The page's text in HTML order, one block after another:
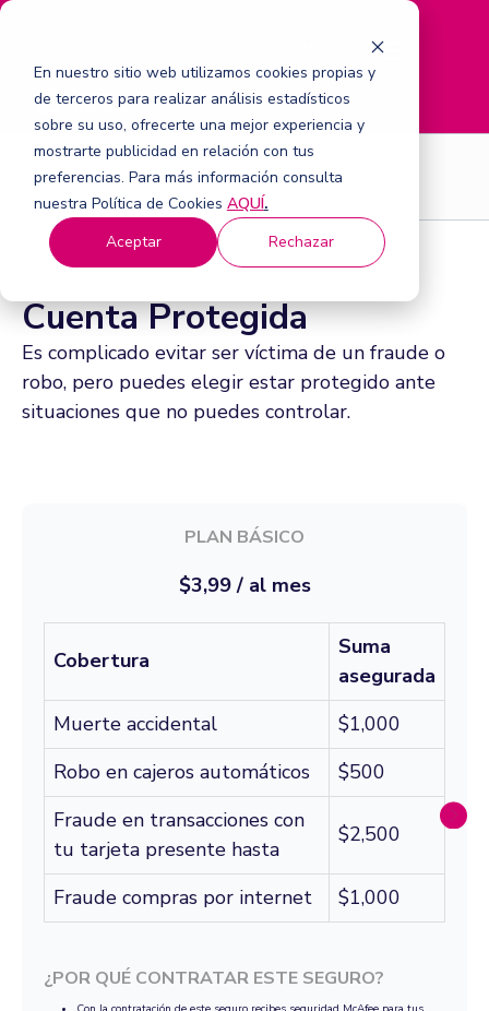
En nuestro sitio web utilizamos cookies propias y
de terceros para realizar análisis estadísticos
sobre su uso, ofrecerte una mejor experiencia y
mostrarte publicidad en relación con tus
preferencias. Para más información consulta
nuestra Política de Cookies AQUÍ.
Aceptar
Rechazar
e
ú
Seguros
Cuenta Protegida
Es complicado evitar ser víctima de un fraude o
robo, pero puedes elegir estar protegido ante
situaciones que no puedes controlar.
PLAN BÁSICO
$3,99 / al mes
Cobertura
Suma
asegurada
Muerte accidental
$1,000
Robo en cajeros automáticos
$500
Fraude en transacciones con
tu tarjeta presente hasta
$2,500
Fraude compras por internet $1,000
¿POR QUÉ CONTRATAR ESTE SEGURO?